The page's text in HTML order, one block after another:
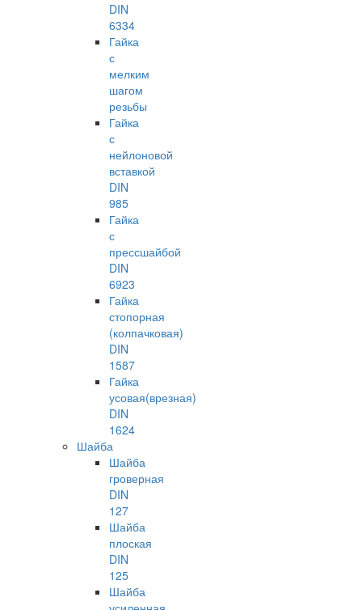
DIN
6334
Гайка
с
мелким
шагом
резьбы
Гайка
с
нейлоновой
вставкой
DIN
985
Гайка
с
прессшайбой
DIN
6923
Гайка
стопорная
(колпачковая)
DIN
1587
Гайка
усовая(врезная)
DIN
1624
Шайба
Шайба
гроверная
DIN
127
Шайба
плоская
DIN
125
Шайба